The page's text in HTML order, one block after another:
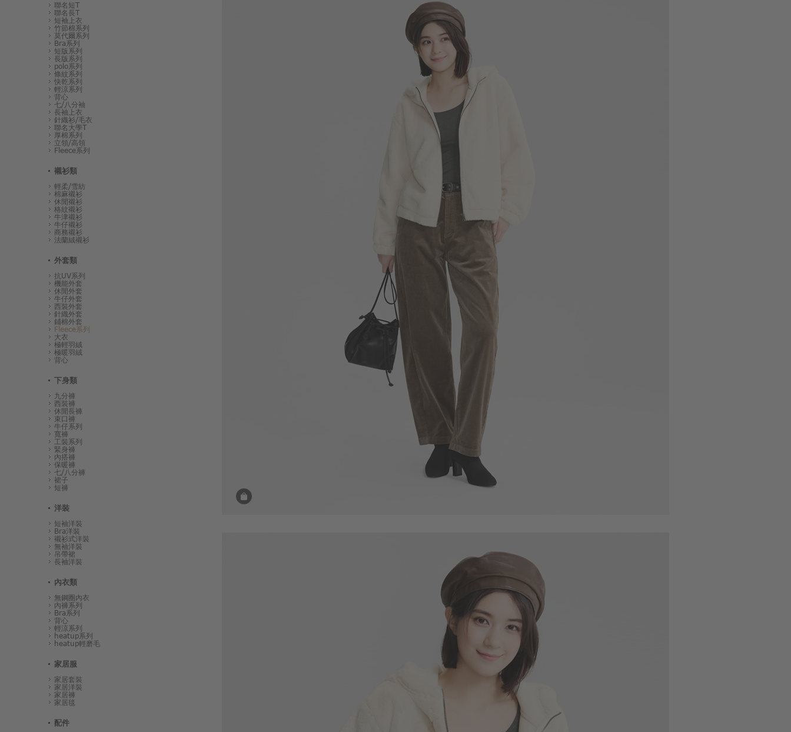
聯名短T
聯名長T
短袖上衣
竹節棉系列
莫代爾系列
Bra系列
短版系列
長版系列
polo系列
條紋系列
快乾系列
輕涼系列
背心
七/八分袖
長袖上衣
針織衫/毛衣
聯名大學T
厚棉系列
立領/高領
Fleece系列
襯衫類
輕柔/雪紡
棉麻襯衫
休閒襯衫
格紋襯衫
牛津襯衫
牛仔襯衫
商務襯衫
法蘭絨襯衫
外套類
抗UV系列
機能外套
休閒外套
牛仔外套
西裝外套
針織外套
鋪棉外套
Fleece系列
大衣
極輕羽絨
極暖羽絨
背心
下身類
九分褲
西裝褲
休閒長褲
束口褲
牛仔系列
寬褲
工裝系列
緊身褲
內搭褲
保暖褲
七/八分褲
裙子
短褲
洋裝
短袖洋裝
Bra洋裝
襯衫式洋裝
無袖洋裝
吊帶裙
長袖洋裝
內衣類
無鋼圈內衣
內褲系列
Bra系列
背心
輕涼系列
heatup系列
heatup輕磨毛
家居服
家居套裝
家居洋裝
家居褲
家居毯
配件
$590
即將上架
$ 350
105 $ 119